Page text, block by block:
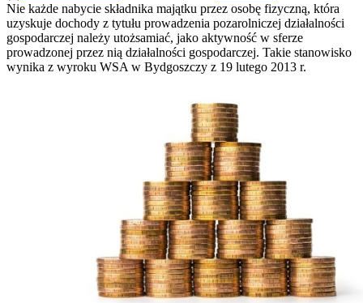
Nie każde nabycie składnika majątku przez osobę fizyczną, która
uzyskuje dochody z tytułu prowadzenia pozarolniczej działalności
gospodarczej należy utożsamiać, jako aktywność w sferze
prowadzonej przez nią działalności gospodarczej. Takie stanowisko
wynika z wyroku WSA w Bydgoszczy z 19 lutego 2013 r.